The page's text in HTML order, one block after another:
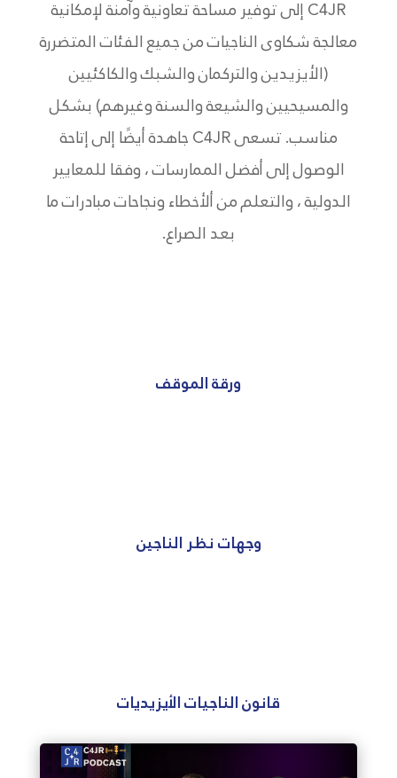
C4JR إلى توفير مساحة تعاونية وآمنة لإمكانية
معالجة شكاوى الناجيات من جميع الفئات المتضررة
(الأيزيدين والتركمان والشبك والكاكئيين
والمسيحيين والشيعة والسنة وغيرهم) بشكل
مناسب. تسعى C4JR جاهدة أيضًا إلى إتاحة
الوصول إلى أفضل الممارسات ، وفقا للمعايير
الدولية ، والتعلم من ألأخطاء ونجاحات مبادرات ما
بعد الصراع.
ورقة الموقف
وجهات نظر الناجين
قانون الناجيات الأيزيديات